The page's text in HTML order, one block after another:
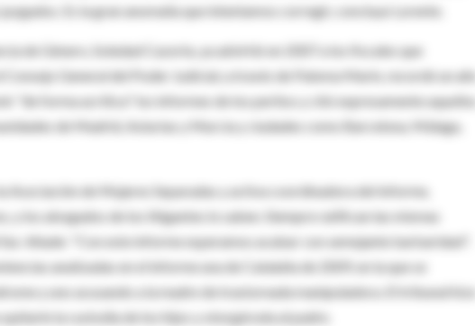
Es la gran anomalía que intentamos corregir, concluye Lorente.
de Género, Soledad Cazorla, ya advirtió en 2007 a los fiscales que
Consejo General del Poder Judicial, a través de Paloma Marín, recordó un año
"de forma acrítica" los informes de los peritos y citó expresamente aquellos
de Madrid, Asturias y Murcia y ciudades como Barcelona, Málaga,
Asociación de Mujeres Separadas y activa coordinadora del informe,
y los abogados de los litigantes lo saben. Siempre ratifican las mismas
Añade: "Con este informe esperamos acabar con semejante barbaridad".
analizadas en el informe una de Cataluña de 2009, en la que se
y uno acusando a la madre de trastornada manipuladora. El tribunal hizo
la custodia de los hijos y otorgársela al padre.